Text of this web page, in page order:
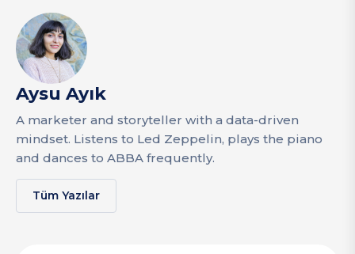
Aysu Ayık
A marketer and storyteller with a data-driven
mindset. Listens to Led Zeppelin, plays the piano
and dances to ABBA frequently.
Tüm Yazılar